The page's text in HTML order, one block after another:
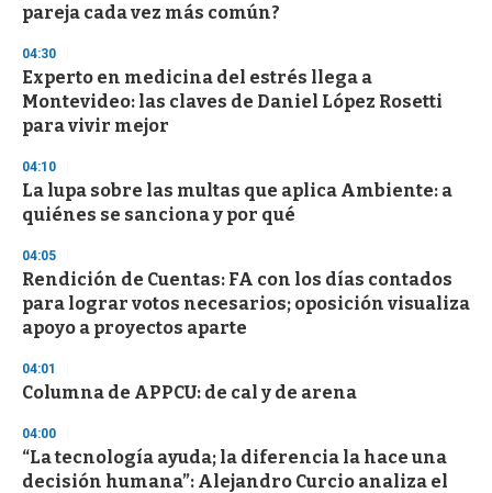
pareja cada vez más común?
04:30
Experto en medicina del estrés llega a
Montevideo: las claves de Daniel López Rosetti
para vivir mejor
04:10
La lupa sobre las multas que aplica Ambiente: a
quiénes se sanciona y por qué
04:05
Rendición de Cuentas: FA con los días contados
para lograr votos necesarios; oposición visualiza
apoyo a proyectos aparte
04:01
Columna de APPCU: de cal y de arena
04:00
“La tecnología ayuda; la diferencia la hace una
decisión humana”: Alejandro Curcio analiza el